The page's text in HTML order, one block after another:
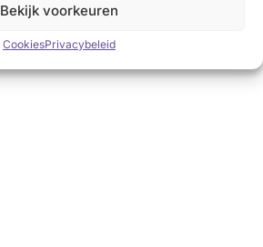
Bekijk voorkeuren
CookiesPrivacybeleid